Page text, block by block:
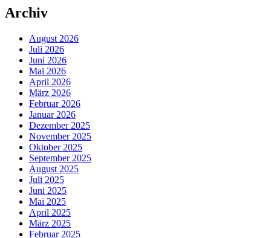
Archiv
August 2026
Juli 2026
Juni 2026
Mai 2026
April 2026
März 2026
Februar 2026
Januar 2026
Dezember 2025
November 2025
Oktober 2025
September 2025
August 2025
Juli 2025
Juni 2025
Mai 2025
April 2025
März 2025
Februar 2025